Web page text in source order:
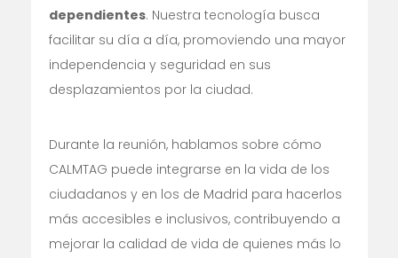
dependientes. Nuestra tecnología busca
facilitar su día a día, promoviendo una mayor
independencia y seguridad en sus
desplazamientos por la ciudad.
Durante la reunión, hablamos sobre cómo
CALMTAG puede integrarse en la vida de los
ciudadanos y en los de Madrid para hacerlos
más accesibles e inclusivos, contribuyendo a
mejorar la calidad de vida de quienes más lo